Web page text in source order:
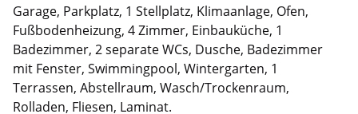
Garage, Parkplatz, 1 Stellplatz, Klimaanlage, Ofen,
Fußbodenheizung, 4 Zimmer, Einbauküche, 1
Badezimmer, 2 separate WCs, Dusche, Badezimmer
mit Fenster, Swimmingpool, Wintergarten, 1
Terrassen, Abstellraum, Wasch/Trockenraum,
Rolladen, Fliesen, Laminat.